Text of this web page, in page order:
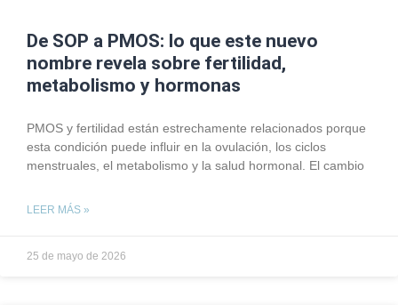
De SOP a PMOS: lo que este nuevo
nombre revela sobre fertilidad,
metabolismo y hormonas
PMOS y fertilidad están estrechamente relacionados porque
esta condición puede influir en la ovulación, los ciclos
menstruales, el metabolismo y la salud hormonal. El cambio
LEER MÁS »
25 de mayo de 2026